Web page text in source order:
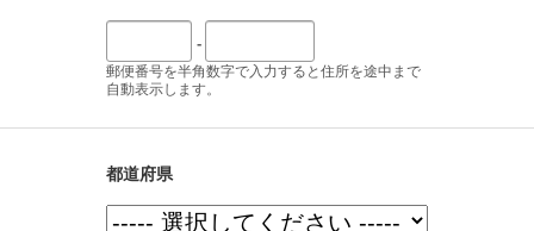
-
郵便番号を半角数字で入力すると住所を途中まで
自動表示します。
都道府県